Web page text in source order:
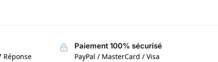
Réponse
Paiement 100% sécurisé
PayPal / MasterCard / Visa